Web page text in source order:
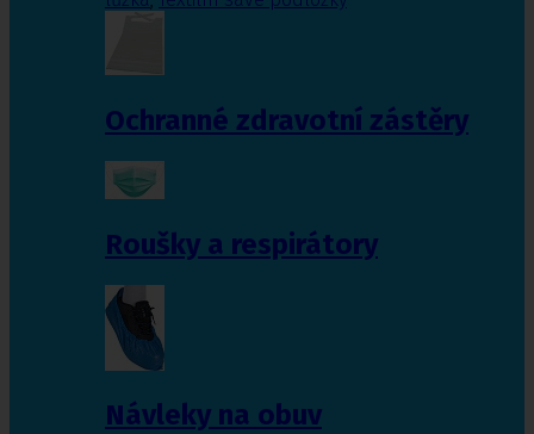
Ochranné zdravotní zástěry
Roušky a respirátory
Návleky na obuv